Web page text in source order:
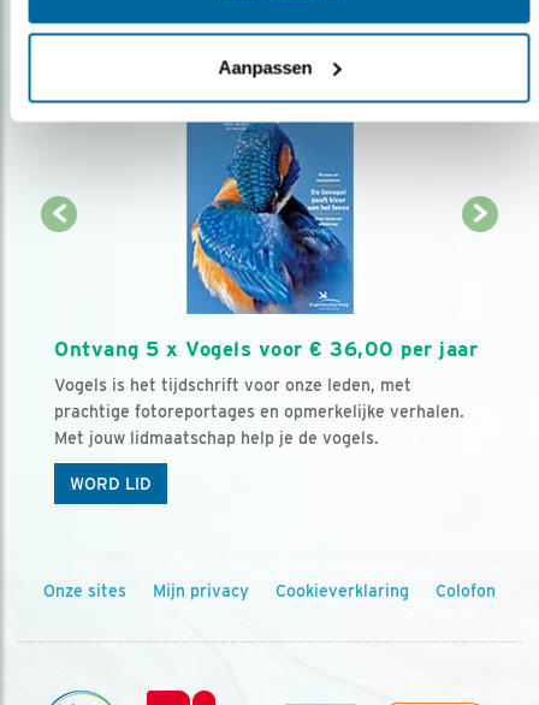
Aanpassen
Ontvang 5 x Vogels voor € 36,00 per jaar
Vogels is het tijdschrift voor onze leden, met
prachtige fotoreportages en opmerkelijke verhalen.
Met jouw lidmaatschap help je de vogels.
WORD LID
Onze sites Mijn privacy Cookieverklaring Colofon